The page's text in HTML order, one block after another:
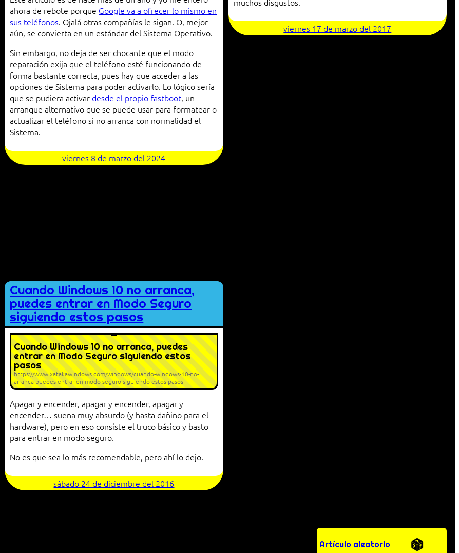
ahora de rebote porque Google va a ofrecer lo mismo en
sus teléfonos. Ojalá otras compañías le sigan. O, mejor
aún, se convierta en un estándar del Sistema Operativo.
Sin embargo, no deja de ser chocante que el modo
reparación exija que el teléfono esté funcionando de
forma bastante correcta, pues hay que acceder a las
opciones de Sistema para poder activarlo. Lo lógico sería
que se pudiera activar desde el propio fastboot, un
arranque alternativo que se puede usar para formatear o
actualizar el teléfono si no arranca con normalidad el
Sistema.
viernes 8 de marzo del 2024
viernes 17 de marzo del 2017
Cuando Windows 10 no arranca,
puedes entrar en Modo Seguro
siguiendo estos pasos
Cuando Windows 10 no arranca, puedes
entrar en Modo Seguro siguiendo estos
pasos
https://www.xatakawindows.com/windows/cuando-windows-10-no-
arranca-puedes-entrar-en-modo-seguro-siguiendo-estos-pasos
Apagar y encender, apagar y encender, apagar y
encender… suena muy absurdo (y hasta dañino para el
hardware), pero en eso consiste el truco básico y basto
para entrar en modo seguro.
No es que sea lo más recomendable, pero ahí lo dejo.
sábado 24 de diciembre del 2016
Artículo aleatorio